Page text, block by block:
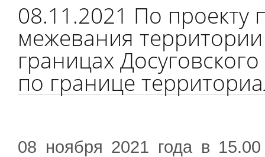
08.11.2021 По проекту
межевания
границах
по границе
08 ноября 2021 года в